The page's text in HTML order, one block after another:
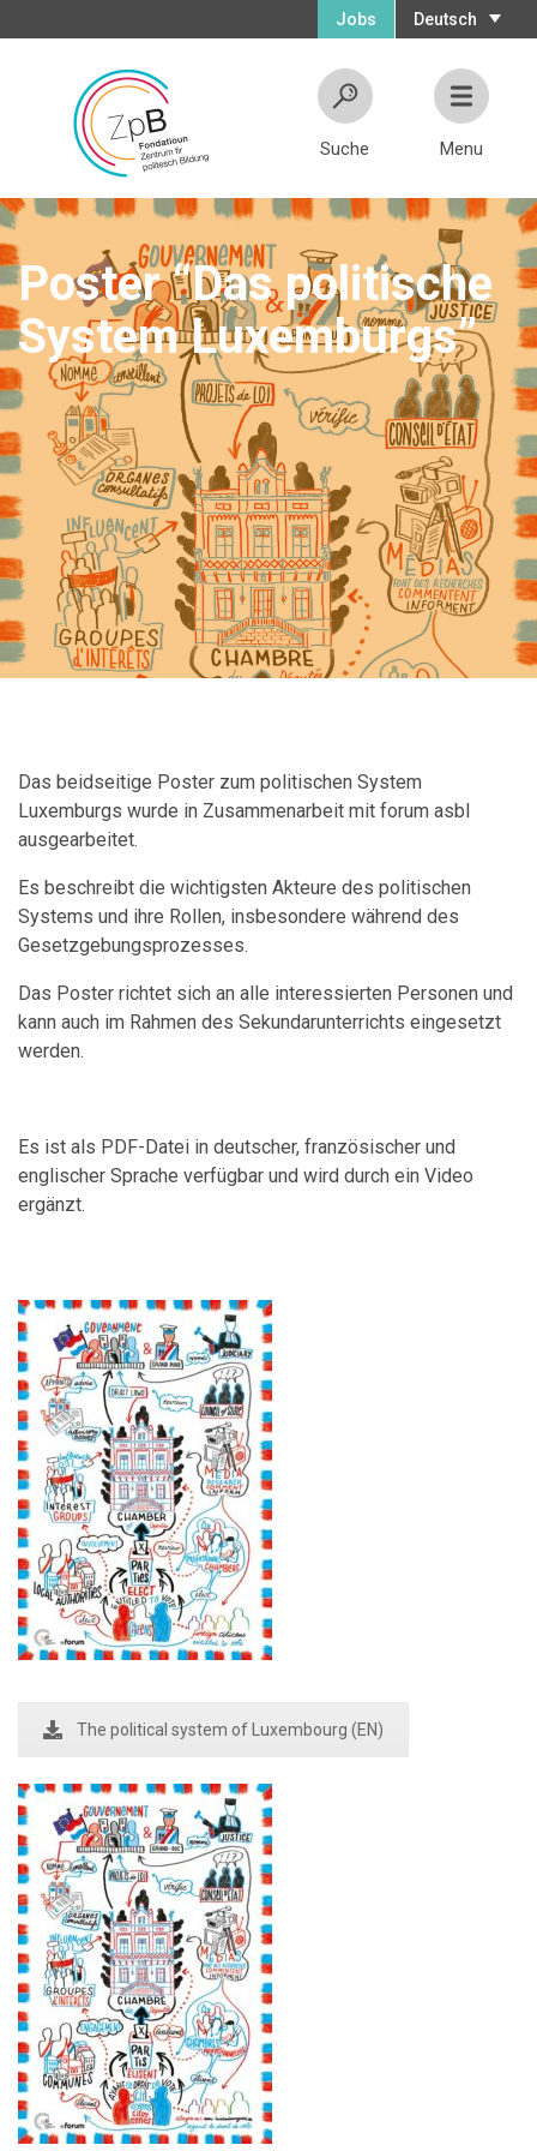
Deutsch
Jobs
Suche Menu
Poster “Das politische
System Luxemburgs”
Das beidseitige Poster zum politischen System
Luxemburgs wurde in Zusammenarbeit mit forum asbl
ausgearbeitet.
Es beschreibt die wichtigsten Akteure des politischen
Systems und ihre Rollen, insbesondere während des
Gesetzgebungsprozesses.
Das Poster richtet sich an alle interessierten Personen und
kann auch im Rahmen des Sekundarunterrichts eingesetzt
werden.
Es ist als PDF-Datei in deutscher, französischer und
englischer Sprache verfügbar und wird durch ein Video
ergänzt.
The political system of Luxembourg (EN)